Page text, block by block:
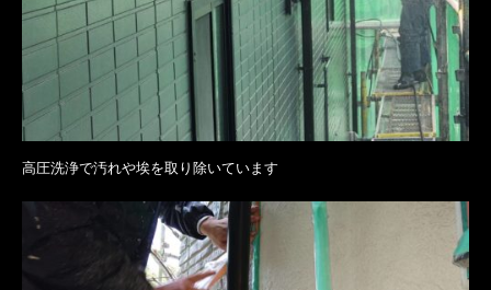
高圧洗浄で汚れや埃を取り除いています